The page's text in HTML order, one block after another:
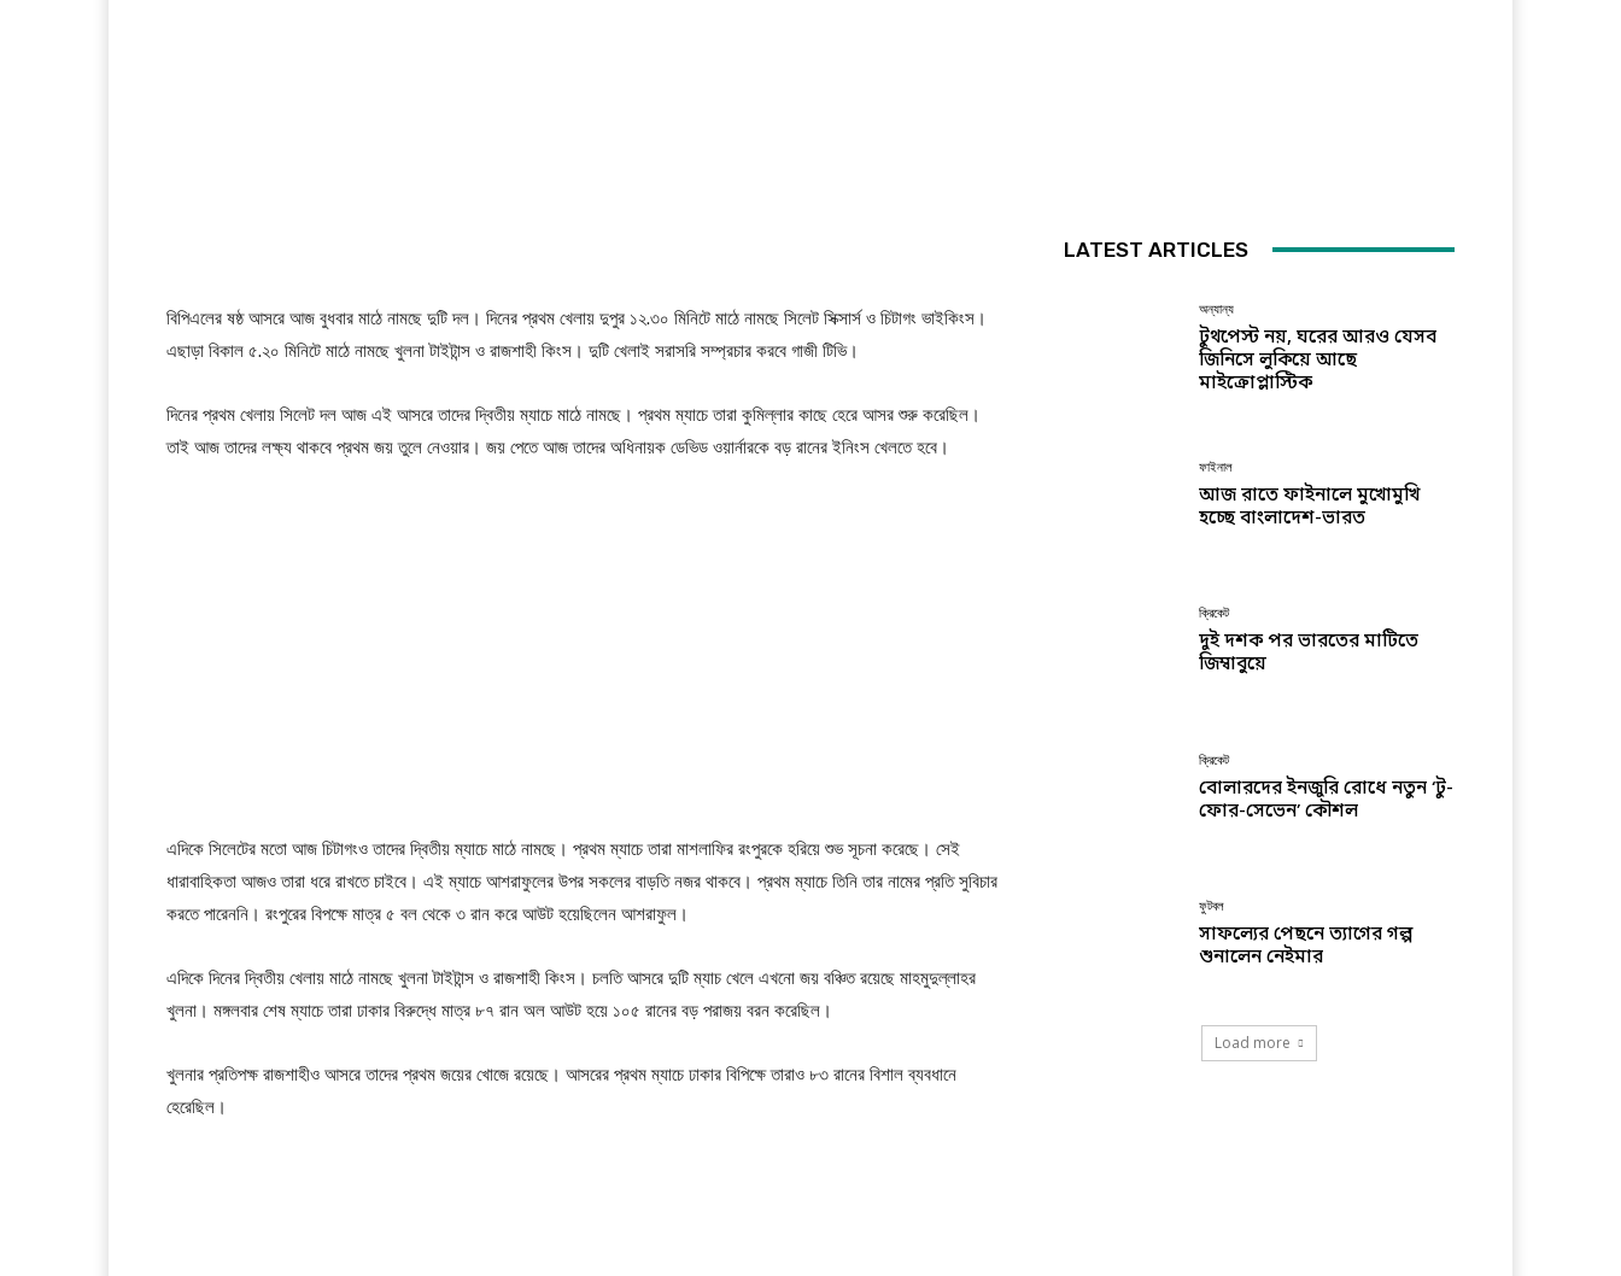
বিপিএলের ষষ্ঠ আসরে আজ বুধবার মাঠে নামছে দুটি দল। দিনের প্রথম খেলায় দুপুর ১২.৩০ মিনিটে মাঠে নামছে সিলেট সিক্সার্স ও চিটাগং ভাইকিংস।
এছাড়া বিকাল ৫.২০ মিনিটে মাঠে নামছে খুলনা টাইটান্স ও রাজশাহী কিংস। দুটি খেলাই সরাসরি সম্প্রচার করবে গাজী টিভি।
দিনের প্রথম খেলায় সিলেট দল আজ এই আসরে তাদের দ্বিতীয় ম্যাচে মাঠে নামছে। প্রথম ম্যাচে তারা কুমিল্লার কাছে হেরে আসর শুরু করেছিল।
তাই আজ তাদের লক্ষ্য থাকবে প্রথম জয় তুলে নেওয়ার। জয় পেতে আজ তাদের অধিনায়ক ডেভিড ওয়ার্নারকে বড় রানের ইনিংস খেলতে হবে।
এদিকে সিলেটের মতো আজ চিটাগংও তাদের দ্বিতীয় ম্যাচে মাঠে নামছে। প্রথম ম্যাচে তারা মাশলাফির রংপুরকে হরিয়ে শুভ সূচনা করেছে। সেই
ধারাবাহিকতা আজও তারা ধরে রাখতে চাইবে। এই ম্যাচে আশরাফুলের উপর সকলের বাড়তি নজর থাকবে। প্রথম ম্যাচে তিনি তার নামের প্রতি সুবিচার
করতে পারেননি। রংপুরের বিপক্ষে মাত্র ৫ বল থেকে ৩ রান করে আউট হয়েছিলেন আশরাফুল।
এদিকে দিনের দ্বিতীয় খেলায় মাঠে নামছে খুলনা টাইটান্স ও রাজশাহী কিংস। চলতি আসরে দুটি ম্যাচ খেলে এখনো জয় বঞ্চিত রয়েছে মাহমুদুল্লাহর
খুলনা। মঙ্গলবার শেষ ম্যাচে তারা ঢাকার বিরুদ্ধে মাত্র ৮৭ রান অল আউট হয়ে ১০৫ রানের বড় পরাজয় বরন করেছিল।
খুলনার প্রতিপক্ষ রাজশাহীও আসরে তাদের প্রথম জয়ের খোজে রয়েছে। আসরের প্রথম ম্যাচে ঢাকার বিপিক্ষে তারাও ৮৩ রানের বিশাল ব্যবধানে
হেরেছিল।
LATEST ARTICLES
অন্যান্য
টুথপেস্ট নয়, ঘরের আরও যেসব
জিনিসে লুকিয়ে আছে
মাইক্রোপ্লাস্টিক
ফাইনাল
আজ রাতে ফাইনালে মুখোমুখি
হচ্ছে বাংলাদেশ-ভারত
ক্রিকেট
দুই দশক পর ভারতের মাটিতে
জিম্বাবুয়ে
ক্রিকেট
বোলারদের ইনজুরি রোধে নতুন ‘টু-
ফোর-সেভেন’ কৌশল
ফুটবল
সাফল্যের পেছনে ত্যাগের গল্প
শুনালেন নেইমার
Load more